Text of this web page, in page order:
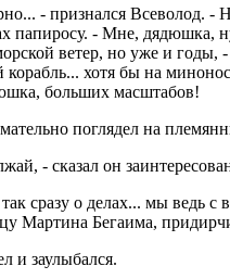
- признался Всеволод. -
папиросу. - Мне, дядюшка,
ветер, но уже и
хотя бы на
больших масштабов!
поглядел на
- сказал он
сразу о делах... мы ведь с
Мартина Бегаима,
и заулыбался.